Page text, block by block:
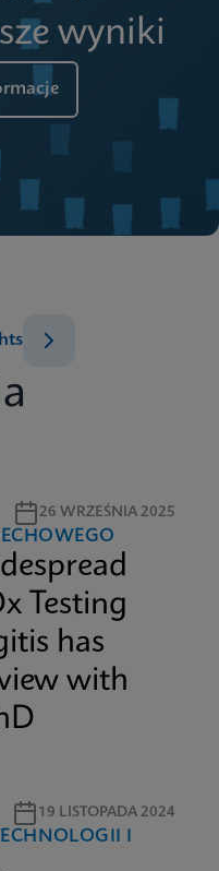
wyniki
26 WRZEŚNIA 2025
Testing
has
with
19 LISTOPADA 2024
I